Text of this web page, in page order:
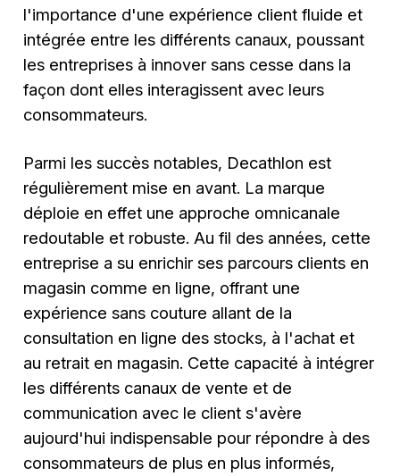
l'importance d'une expérience client fluide et
intégrée entre les différents canaux, poussant
les entreprises à innover sans cesse dans la
façon dont elles interagissent avec leurs
consommateurs.
Parmi les succès notables, Decathlon est
régulièrement mise en avant. La marque
déploie en effet une approche omnicanale
redoutable et robuste. Au fil des années, cette
entreprise a su enrichir ses parcours clients en
magasin comme en ligne, offrant une
expérience sans couture allant de la
consultation en ligne des stocks, à l'achat et
au retrait en magasin. Cette capacité à intégrer
les différents canaux de vente et de
communication avec le client s'avère
aujourd'hui indispensable pour répondre à des
consommateurs de plus en plus informés,